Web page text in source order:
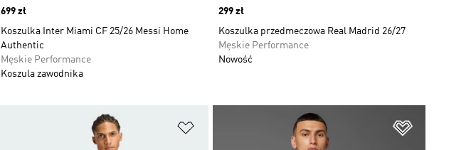
Price
699 zł
Koszulka Inter Miami CF 25/26 Messi Home
Authentic
Męskie Performance
Koszula zawodnika
Price
299 zł
Koszulka przedmeczowa Real Madrid 26/27
Męskie Performance
Nowość
Dodaj do listy życzeń